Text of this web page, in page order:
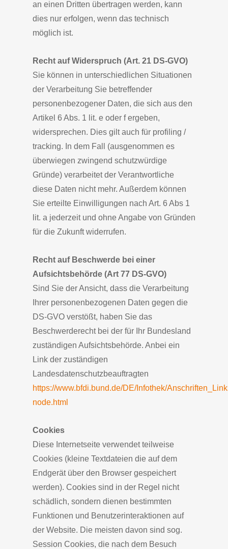
an einen Dritten übertragen werden, kann
dies nur erfolgen, wenn das technisch
möglich ist.
Recht auf Widerspruch (Art. 21 DS-GVO)
Sie können in unterschiedlichen Situationen
der Verarbeitung Sie betreffender
personenbezogener Daten, die sich aus den
Artikel 6 Abs. 1 lit. e oder f ergeben,
widersprechen. Dies gilt auch für profiling /
tracking. In dem Fall (ausgenommen es
überwiegen zwingend schutzwürdige
Gründe) verarbeitet der Verantwortliche
diese Daten nicht mehr. Außerdem können
Sie erteilte Einwilligungen nach Art. 6 Abs 1
lit. a jederzeit und ohne Angabe von Gründen
für die Zukunft widerrufen.
Recht auf Beschwerde bei einer
Aufsichtsbehörde (Art 77 DS-GVO)
Sind Sie der Ansicht, dass die Verarbeitung
Ihrer personenbezogenen Daten gegen die
DS-GVO verstößt, haben Sie das
Beschwerderecht bei der für Ihr Bundesland
zuständigen Aufsichtsbehörde. Anbei ein
Link der zuständigen
Landesdatenschutzbeauftragten
https://www.bfdi.bund.de/DE/Infothek/
node.html
Cookies
Diese Internetseite verwendet teilweise
Cookies (kleine Textdateien die auf dem
Endgerät über den Browser gespeichert
werden). Cookies sind in der Regel nicht
schädlich, sondern dienen bestimmten
Funktionen und Benutzerinteraktionen auf
der Website. Die meisten davon sind sog.
Session Cookies, die nach dem Besuch